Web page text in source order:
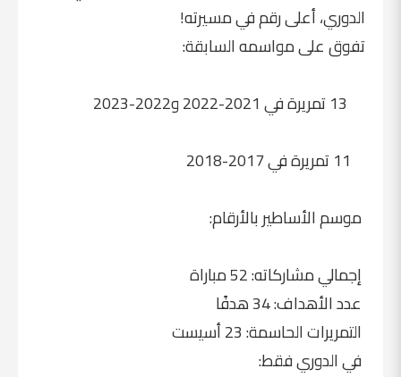
الدوري، أعلى رقم في مسيرته!
تفوق على مواسمه السابقة:
موسم الأساطير بالأرقام:
إجمالي مشاركاته: 52 مباراة
عدد الأهداف: 34 هدفًا
التمريرات الحاسمة: 23 أسيست
في الدوري فقط: